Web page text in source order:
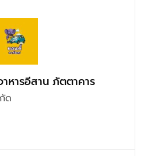
หารอีสาน ภัตตาคาร
ด